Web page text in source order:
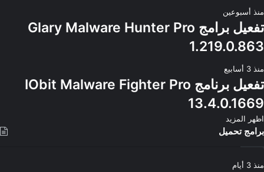
منذ أسبوعين
تفعيل برامج Glary Malware Hunter Pro
1.219.0.863
منذ 3 أسابيع
تفعيل برنامج IObit Malware Fighter Pro
13.4.0.1669
اظهر المزيد
برامج تحميل
منذ 3 أيام